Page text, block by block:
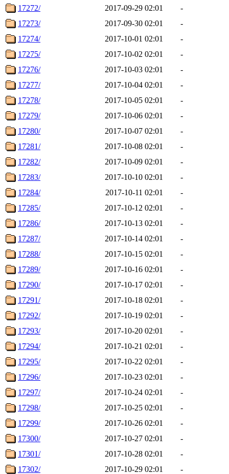
17272/ 2017-09-29 02:01
-
17273/
2017-09-30 02:01
-
17274/
2017-10-01 02:01
-
17275/
2017-10-02 02:01
-
17276/
2017-10-03 02:01
-
17277/
2017-10-04 02:01
-
17278/
2017-10-05 02:01
-
17279/
2017-10-06 02:01
-
17280/
2017-10-07 02:01
-
17281/
2017-10-08 02:01
-
17282/
2017-10-09 02:01
-
17283/
2017-10-10 02:01
-
17284/
2017-10-11 02:01
-
17285/
2017-10-12 02:01
-
17286/
2017-10-13 02:01
-
17287/
2017-10-14 02:01
-
17288/
2017-10-15 02:01
-
17289/
2017-10-16 02:01
-
17290/
2017-10-17 02:01
-
17291/
2017-10-18 02:01
-
17292/
2017-10-19 02:01
-
17293/
2017-10-20 02:01
-
17294/
2017-10-21 02:01
-
17295/
2017-10-22 02:01
-
17296/
2017-10-23 02:01
-
17297/
2017-10-24 02:01
-
17298/
2017-10-25 02:01
-
17299/
2017-10-26 02:01
-
17300/
2017-10-27 02:01
-
17301/
2017-10-28 02:01
-
17302/
2017-10-29 02:01
-